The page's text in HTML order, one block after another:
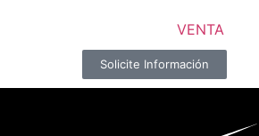
VENTA
Solicite Información